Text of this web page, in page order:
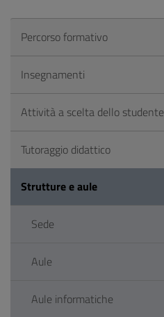
Percorso formativo
Insegnamenti
Attività a scelta dello studente
Tutoraggio didattico
Strutture e aule
Sede
Aule
Aule informatiche